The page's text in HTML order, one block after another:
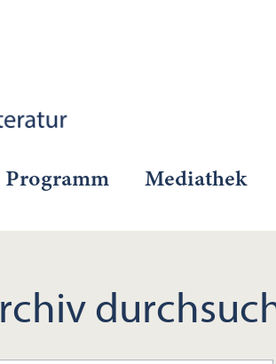
Programm Mediathek